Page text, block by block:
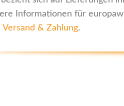
Informationen für
Versand & Zahlung.